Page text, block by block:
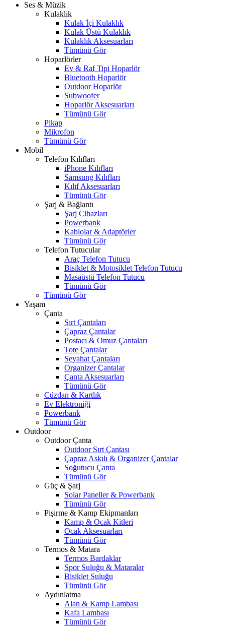
Ses & Müzik
Kulaklık
Kulak İçi Kulaklık
Kulak Üstü Kulaklık
Kulaklık Aksesuarları
Tümünü Gör
Hoparlörler
Ev & Raf Tipi Hoparlör
Bluetooth Hoparlör
Outdoor Hoparlör
Subwoofer
Hoparlör Aksesuarları
Tümünü Gör
Pikap
Mikrofon
Tümünü Gör
Mobil
Telefon Kılıfları
iPhone Kılıfları
Samsung Kılıfları
Kılıf Aksesuarları
Tümünü Gör
Şarj & Bağlantı
Şarj Cihazları
Powerbank
Kablolar & Adaptörler
Tümünü Gör
Telefon Tutucular
Araç Telefon Tutucu
Bisiklet & Motosiklet Telefon Tutucu
Masaüstü Telefon Tutucu
Tümünü Gör
Tümünü Gör
Yaşam
Çanta
Sırt Çantaları
Çapraz Çantalar
Postacı & Omuz Çantaları
Tote Çantalar
Seyahat Çantaları
Organizer Çantalar
Çanta Aksesuarları
Tümünü Gör
Cüzdan & Kartlık
Ev Elektroniği
Powerbank
Tümünü Gör
Outdoor
Outdoor Çanta
Outdoor Sırt Çantası
Çapraz Askılı & Organizer Çantalar
Soğutucu Çanta
Tümünü Gör
Güç & Şarj
Solar Paneller & Powerbank
Tümünü Gör
Pişirme & Kamp Ekipmanları
Kamp & Ocak Kitleri
Ocak Aksesuarları
Tümünü Gör
Termos & Matara
Termos Bardaklar
Spor Suluğu & Mataralar
Bisiklet Suluğu
Tümünü Gör
Aydınlatma
Alan & Kamp Lambası
Kafa Lambası
Tümünü Gör